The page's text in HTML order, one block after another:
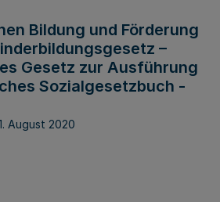
Bildung und Förderung
–
Gesetz zur Ausführung
Sozialgesetzbuch -
August 2020